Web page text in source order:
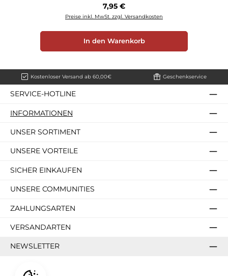
Regulärer Preis:
7,95 €
Preise inkl. MwSt. zzgl. Versandkosten
In den Warenkorb
Kostenloser Versand ab 60,00€ Geschenkservice
SERVICE-HOTLINE
INFORMATIONEN
UNSER SORTIMENT
UNSERE VORTEILE
SICHER EINKAUFEN
UNSERE COMMUNITIES
ZAHLUNGSARTEN
VERSANDARTEN
NEWSLETTER